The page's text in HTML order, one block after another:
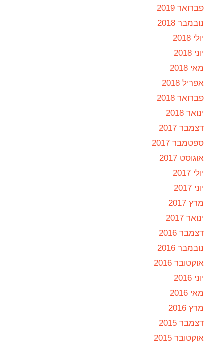
פברואר 2019
נובמבר 2018
יולי 2018
יוני 2018
מאי 2018
אפריל 2018
פברואר 2018
ינואר 2018
דצמבר 2017
ספטמבר 2017
אוגוסט 2017
יולי 2017
יוני 2017
מרץ 2017
ינואר 2017
דצמבר 2016
נובמבר 2016
אוקטובר 2016
יוני 2016
מאי 2016
מרץ 2016
דצמבר 2015
אוקטובר 2015